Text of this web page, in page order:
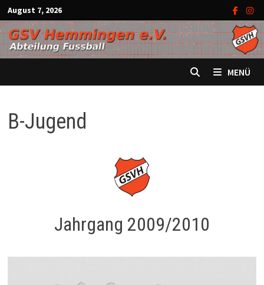
Zum
Inhalt
springen
August 7, 2026
MENÜ
B-Jugend
Jahrgang 2009/2010